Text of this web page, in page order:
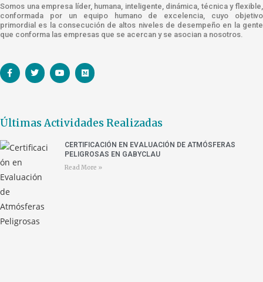
Somos una empresa líder, humana, inteligente, dinámica, técnica y flexible,
conformada por un equipo humano de excelencia, cuyo objetivo
primordial es la consecución de altos niveles de desempeño en la gente
que conforma las empresas que se acercan y se asocian a nosotros.
Últimas Actividades Realizadas
CERTIFICACIÓN EN EVALUACIÓN DE ATMÓSFERAS
PELIGROSAS EN GABYCLAU
Read More »